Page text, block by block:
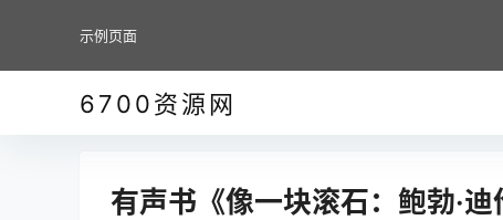
示例页面
6700资源网
有声书《像一块滚石：鲍勃·